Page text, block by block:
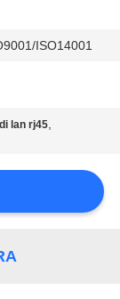
ISO14001
lan rj45,